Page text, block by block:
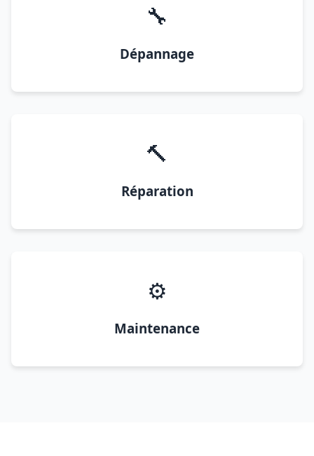
🔧
Dépannage
🔨
Réparation
⚙️
Maintenance